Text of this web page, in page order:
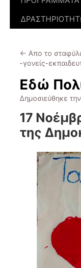
← Απο το
-γονείς-
Εδώ
Δημοσιεύθηκε την
17
της